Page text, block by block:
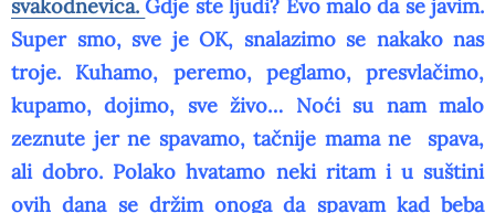
svakodnevica.Gdje ste ljudi? Evo malo da se javim.
Super smo, sve je OK, snalazimo se nakako nas
troje. Kuhamo, peremo, peglamo, presvlačimo,
kupamo, dojimo, sve živo… Noći su nam malo
zeznute jer ne spavamo, tačnije mama ne spava,
ali dobro. Polako hvatamo neki ritam i u suštini
ovih dana se držim onoga da spavam kad beba